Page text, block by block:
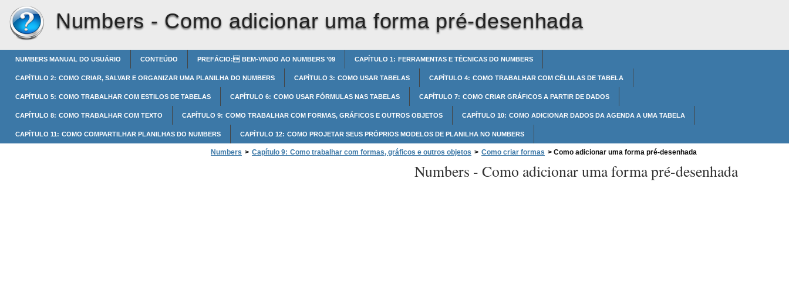
Numbers -Como adicionar uma forma pré-desenhada
NUMBERS MANUAL DO USUÁRIO CONTEÚDO PREFÁCIO: BEM-VINDO AO NUMBERS ’09 CAPÍTULO 1: FERRAMENTAS E TÉCNICAS DO NUMBERS
CAPÍTULO 2: COMO CRIAR, SALVAR E ORGANIZAR UMA PLANILHA DO NUMBERS CAPÍTULO 3: COMO USAR TABELAS CAPÍTULO 4: COMO TRABALHAR COM CÉLULAS DE TABELA
CAPÍTULO 5: COMO TRABALHAR COM ESTILOS DE TABELAS CAPÍTULO 6: COMO USAR FÓRMULAS NAS TABELAS CAPÍTULO 7: COMO CRIAR GRÁFICOS A PARTIR DE DADOS
CAPÍTULO 8: COMO TRABALHAR COM TEXTO CAPÍTULO 9: COMO TRABALHAR COM FORMAS, GRÁFICOS E OUTROS OBJETOS CAPÍTULO 10: COMO ADICIONAR DADOS DA AGENDA A UMA TABELA
CAPÍTULO 11: COMO COMPARTILHAR PLANILHAS DO NUMBERS CAPÍTULO 12: COMO PROJETAR SEUS PRÓPRIOS MODELOS DE PLANILHA NO NUMBERS
Numbers > Capítulo 9: Como trabalhar com formas, gráficos e outros objetos > Como criar formas > Como adicionar uma forma pré-desenhada
Numbers - Como adicionar uma forma pré-desenhada